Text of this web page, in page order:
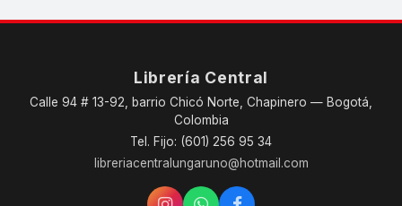
Librería Central
Calle 94 # 13-92, barrio Chicó Norte, Chapinero — Bogotá,
Colombia
Tel. Fijo: (601) 256 95 34
libreriacentralungaruno@hotmail.com